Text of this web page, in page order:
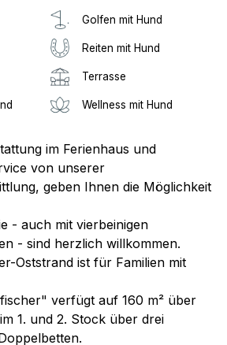
Golfen mit Hund
Reiten mit Hund
Terrasse
Wellness mit Hund
im Ferienhaus und
von unserer
geben Ihnen die Möglichkeit
- auch mit vierbeinigen
- sind herzlich willkommen.
Oststrand ist für Familien mit
verfügt auf 160 m² über
1. und 2. Stock über drei